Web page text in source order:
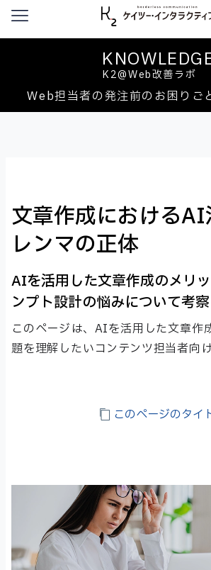
本文へ移動
K2@Web改善ラボ
Web担当者の発注前のお困りご
文章作成における
レンマの正体
AIを活用した文章作成のメリ
ンプト設計の悩みについて考
このページは、AIを活用した文章作
題を理解したいコンテンツ担当者向け
このページのタイ